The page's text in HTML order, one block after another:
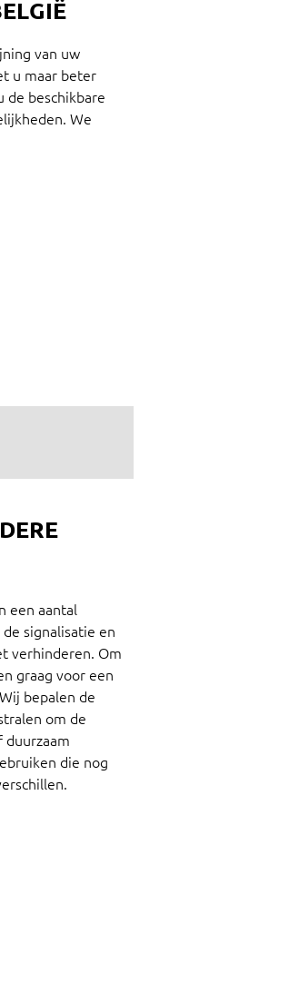
van uw
u maar beter
de beschikbare
We
een aantal
signalisatie en
verhinderen. Om
graag voor een
bepalen de
om de
die nog